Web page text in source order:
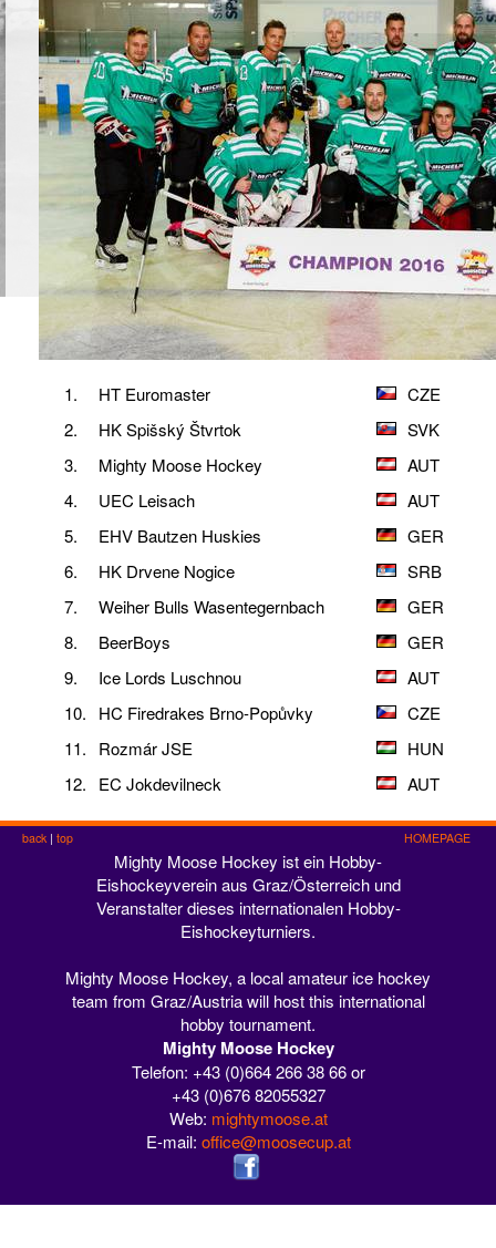
1. HT Euromaster
CZE
2.
HK Spišský Štvrtok
SVK
3.
Mighty Moose Hockey
AUT
4.
UEC Leisach
AUT
5.
EHV Bautzen Huskies
GER
6.
HK Drvene Nogice
SRB
7.
Weiher Bulls Wasentegernbach
GER
8.
BeerBoys
GER
9.
Ice Lords Luschnou
AUT
10.
HC Firedrakes Brno-Popůvky
CZE
11.
Rozmár JSE
HUN
12.
EC Jokdevilneck AUT
back | top HOMEPAGE
Mighty Moose Hockey ist ein Hobby-
Eishockeyverein aus Graz/Österreich und
Veranstalter dieses internationalen Hobby-
Eishockeyturniers.
Mighty Moose Hockey, a local amateur ice hockey
team from Graz/Austria will host this international
hobby tournament.
Mighty Moose Hockey
Telefon: +43 (0)664 266 38 66 or
+43 (0)676 82055327
Web: mightymoose.at
E-mail: office@moosecup.at